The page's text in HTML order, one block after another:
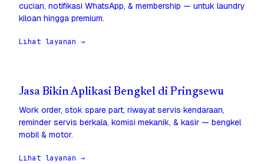
cucian, notifikasi WhatsApp, & membership — untuk laundry
kiloan hingga premium.
Lihat layanan →
Jasa Bikin Aplikasi Bengkel di Pringsewu
Work order, stok spare part, riwayat servis kendaraan,
reminder servis berkala, komisi mekanik, & kasir — bengkel
mobil & motor.
Lihat layanan →